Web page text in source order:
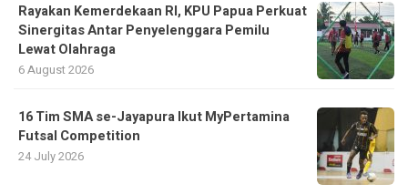
Rayakan Kemerdekaan RI, KPU Papua Perkuat
Sinergitas Antar Penyelenggara Pemilu
Lewat Olahraga
6 August 2026
16 Tim SMA se-Jayapura Ikut MyPertamina
Futsal Competition
24 July 2026